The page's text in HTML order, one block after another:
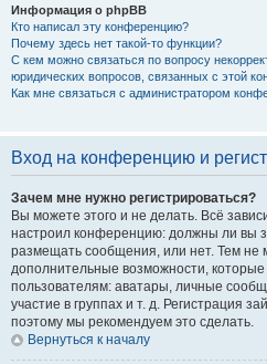
Информация о phpBB
Кто написал эту конференцию?
Почему здесь нет такой-то функции?
С кем можно связаться по вопросу
юридических вопросов, связанных с этой
Как мне связаться с администратором
Вход на конференцию и
Зачем мне нужно регистрироваться?
Вы можете этого и не делать. Всё
настроил конференцию: должны ли вы
размещать сообщения, или нет. Тем не
дополнительные возможности,
пользователям: аватары, личные
участие в группах и т. д. Регистрация
поэтому мы рекомендуем это сделать.
Вернуться к началу